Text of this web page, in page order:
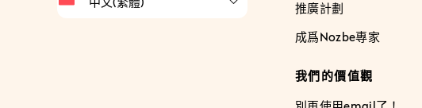
推廣計劃
成爲Nozbe專家
我們的價值觀